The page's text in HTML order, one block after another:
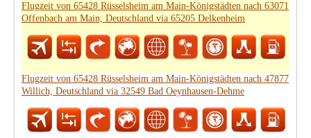
Flugzeit von 65428 Rüsselsheim am Main-Königstädten nach 63071
Offenbach am Main, Deutschland via 65205 Delkenheim
Flugzeit von 65428 Rüsselsheim am Main-Königstädten nach 47877
Willich, Deutschland via 32549 Bad Oeynhausen-Dehme